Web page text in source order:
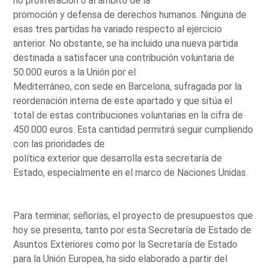
promoción y defensa de derechos humanos. Ninguna de
esas tres partidas ha variado respecto al ejercicio
anterior. No obstante, se ha incluido una nueva partida
destinada a satisfacer una contribución voluntaria de
50.000 euros a la Unión por el
Mediterráneo, con sede en Barcelona, sufragada por la
reordenación interna de este apartado y que sitúa el
total de estas contribuciones voluntarias en la cifra de
450.000 euros. Esta cantidad permitirá seguir cumpliendo
con las prioridades de
política exterior que desarrolla esta secretaría de
Estado, especialmente en el marco de Naciones Unidas.
Para terminar, señorías, el proyecto de presupuestos que
hoy se presenta, tanto por esta Secretaría de Estado de
Asuntos Exteriores como por la Secretaría de Estado
para la Unión Europea, ha sido elaborado a partir del